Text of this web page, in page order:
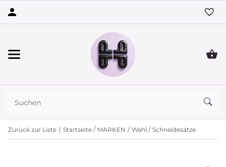
Zurück zur Liste Startseite MARKEN Wahl Schneidesätze